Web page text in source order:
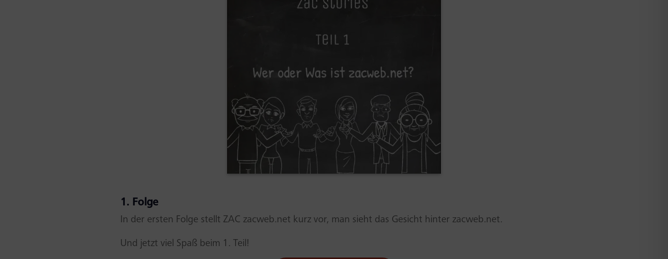
1. Folge
In der ersten Folge stellt ZAC zacweb.net kurz vor, man sieht das Gesicht hinter zacweb.net.
Und jetzt viel Spaß beim 1. Teil!